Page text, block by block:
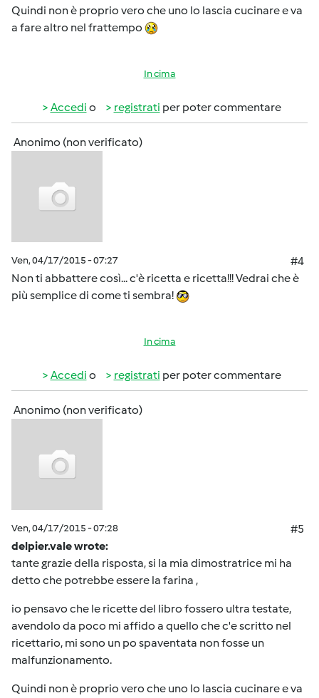
Quindi non è proprio vero che uno lo lascia cucinare e va
a fare altro nel frattempo
In cima
Accedi o registrati per poter commentare
Anonimo (non verificato)
Ven, 04/17/2015 - 07:27
#4
Non ti abbattere così... c'è ricetta e ricetta!!! Vedrai che è
più semplice di come ti sembra!
In cima
Accedi o registrati per poter commentare
Anonimo (non verificato)
Ven, 04/17/2015 - 07:28
#5
delpier.vale wrote:
tante grazie della risposta, si la mia dimostratrice mi ha
detto che potrebbe essere la farina ,
io pensavo che le ricette del libro fossero ultra testate,
avendolo da poco mi affido a quello che c'e scritto nel
ricettario, mi sono un po spaventata non fosse un
malfunzionamento.
Quindi non è proprio vero che uno lo lascia cucinare e va